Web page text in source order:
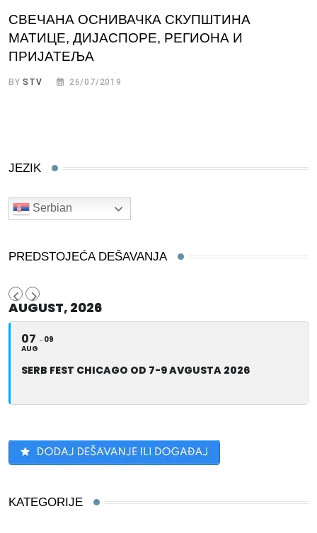
СВЕЧАНА ОСНИВАЧКА СКУПШТИНА
МАТИЦЕ, ДИЈАСПОРЕ, РЕГИОНА И
ПРИЈАТЕЉА
BYSTV 26/07/2019
JEZIK
Serbian
PREDSTOJEĆA DEŠAVANJA
AUGUST, 2026
07
AUG
09
SERB FEST CHICAGO OD 7-9 AVGUSTA 2026
KATEGORIJE